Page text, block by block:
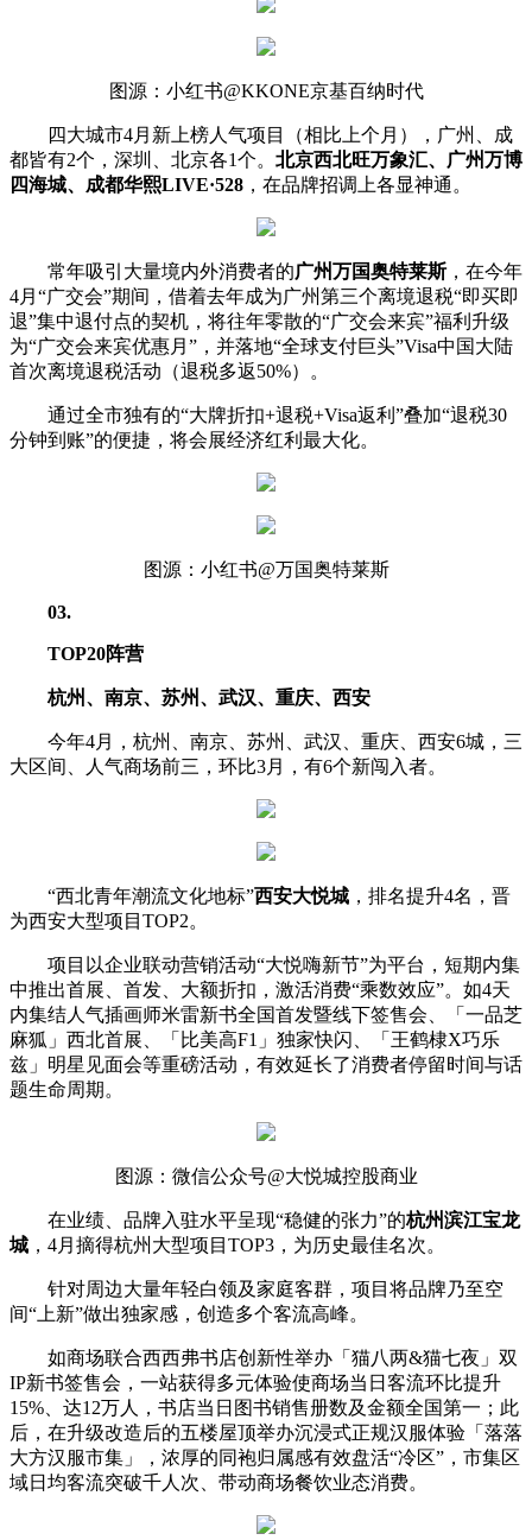
图源：小红书@KKONE京基百纳时代
四大城市4月新上榜人气项目（相比上个月），广州、成
都皆有2个，深圳、北京各1个。 北京西北旺万象汇、广州万博
四海城、成都华熙LIVE·528 ，在品牌招调上各显神通。
常年吸引大量境内外消费者的广州万国奥特莱斯，在今年
4月“广交会”期间，借着去年成为广州第三个离境退税“即买即
退”集中退付点的契机，将往年零散的“广交会来宾”福利升级
为“广交会来宾优惠月”，并落地“全球支付巨头”Visa中国大陆
首次离境退税活动（退税多返50%）。
通过全市独有的“大牌折扣+退税+Visa返利”叠加“退税30
分钟到账”的便捷，将会展经济红利最大化。
图源：小红书@万国奥特莱斯
03.
TOP20阵营
杭州、南京、苏州、武汉、重庆、西安
今年4月，杭州、南京、苏州、武汉、重庆、西安6城，三
大区间、人气商场前三，环比3月，有6个新闯入者。
“西北青年潮流文化地标”西安大悦城 ，排名提升4名，晋
为西安大型项目TOP2。
项目以企业联动营销活动“大悦嗨新节”为平台，短期内集
中推出首展、首发、大额折扣，激活消费“乘数效应”。如4天
内集结人气插画师米雷新书全国首发暨线下签售会、「一品芝
麻狐」西北首展、「比美高F1」独家快闪、「王鹤棣X巧乐
兹」明星见面会等重磅活动，有效延长了消费者停留时间与话
题生命周期。
图源：微信公众号@大悦城控股商业
在业绩、品牌入驻水平呈现“稳健的张力”的杭州滨江宝龙
城 ，4月摘得杭州大型项目TOP3，为历史最佳名次。
针对周边大量年轻白领及家庭客群，项目将品牌乃至空
间“上新”做出独家感，创造多个客流高峰。
如商场联合西西弗书店创新性举办「猫八两&猫七夜」双
IP新书签售会，一站获得多元体验使商场当日客流环比提升
15%、达12万人，书店当日图书销售册数及金额全国第一；此
后，在升级改造后的五楼屋顶举办沉浸式正规汉服体验「落落
大方汉服市集」，浓厚的同袍归属感有效盘活“冷区”，市集区
域日均客流突破千人次、带动商场餐饮业态消费。